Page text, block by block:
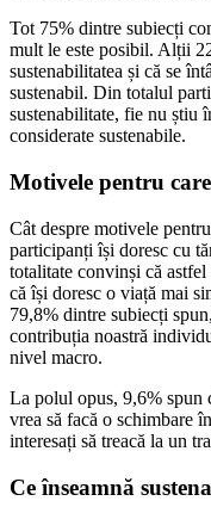
Tot 75% dintre subiecți
mult le este posibil. Alții
sustenabilitatea și că se
sustenabil. Din totalul
sustenabilitate, fie nu știu
considerate sustenabile.
Motivele pentru
Cât despre motivele
participanți își doresc cu
totalitate convinși că
că își doresc o viață mai
79,8% dintre subiecți
contribuția noastră
nivel macro.
La polul opus, 9,6% spun
vrea să facă o schimbare
interesați să treacă la un
Ce înseamnă